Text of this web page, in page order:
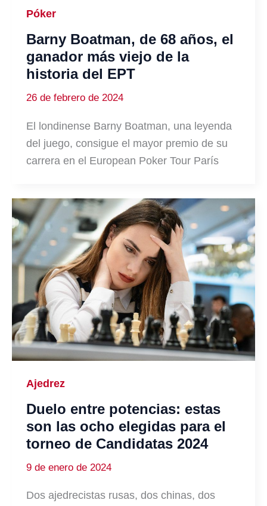
Póker
Barny Boatman, de 68 años, el
ganador más viejo de la
historia del EPT
26 de febrero de 2024
El londinense Barny Boatman, una leyenda
del juego, consigue el mayor premio de su
carrera en el European Poker Tour París
Ajedrez
Duelo entre potencias: estas
son las ocho elegidas para el
torneo de Candidatas 2024
9 de enero de 2024
Dos ajedrecistas rusas, dos chinas, dos